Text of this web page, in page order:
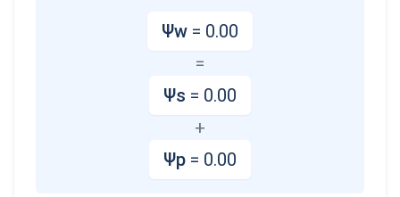
Ψw = 0.00
=
Ψs = 0.00
+
Ψp = 0.00